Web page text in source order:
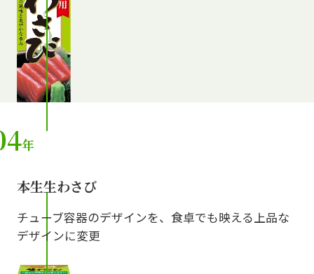
年
本生生わさび
チューブ容器のデザインを、食卓でも映える上品な
デザインに変更